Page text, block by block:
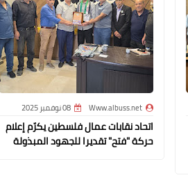
Www.albuss.net 08 نوفمبر 2025
اتحاد نقابات عمال فلسطين يكرّم إعلام
حركة "فتح" تقديرا للجهود المبذولة